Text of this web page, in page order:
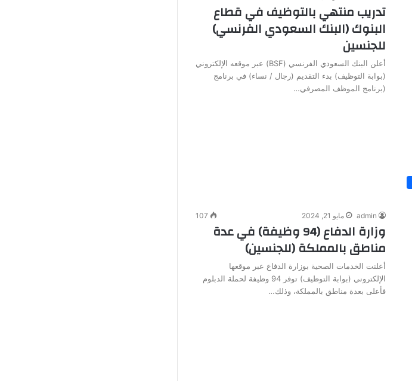
تدريب منتهي بالتوظيف في قطاع
البنوك (البنك السعودي الفرنسي)
للجنسين
أعلن البنك السعودي الفرنسي (BSF) عبر موقعه الإلكتروني
(بوابة التوظيف) بدء التقديم (رجال / نساء) في برنامج
(برنامج الموظف المصرفي…
admin مايو 21, 2024 107
وزارة الدفاع (94 وظيفة) في عدة
مناطق بالمملكة (للجنسين)
أعلنت الخدمات الصحية بوزارة الدفاع عبر موقعها
الإلكتروني (بوابة التوظيف) توفر 94 وظيفة لحملة الدبلوم
فأعلى بعدة مناطق بالمملكة، وذلك…